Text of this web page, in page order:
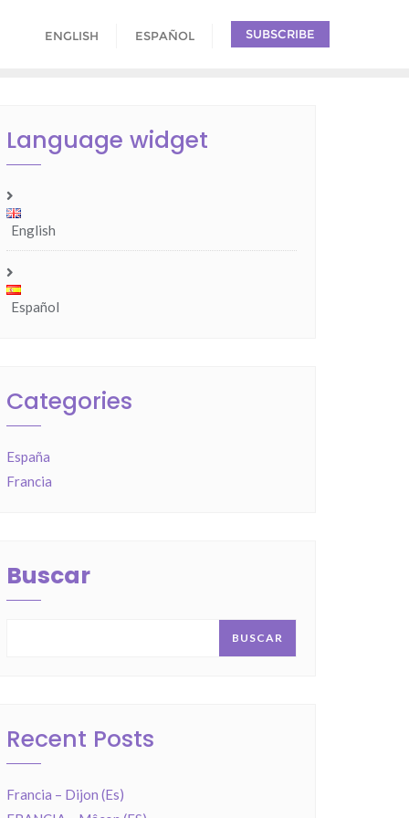
ENGLISH ESPAÑOL SUBSCRIBE
Language widget
English
Español
Categories
España
Francia
Buscar
BUSCAR
Recent Posts
Francia – Dijon (Es)